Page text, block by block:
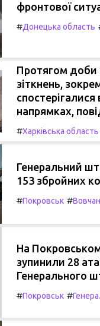
фронтової
#Донецька область
Протягом доби
зіткнень,
напрямках,
#Харківська область
Генеральний
153 збройних
#Покровськ #
На
зупинили 28
Генерального
#Покровськ #